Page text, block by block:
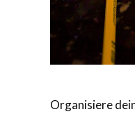
Organisiere